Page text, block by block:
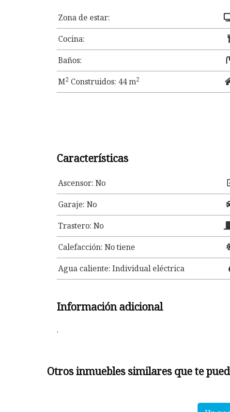
Zona de estar:
Cocina:
Baños:
M2 Construidos: 44 m2
Características
Ascensor: No
Garaje: No
Trastero: No
Calefacción: No tiene
Agua caliente: Individual eléctrica
Información adicional
.
Otros inmuebles similares que te